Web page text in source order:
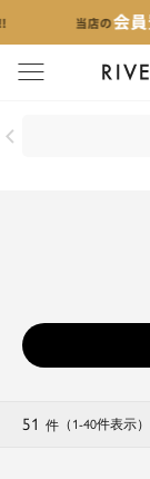
menu
51 件 （1-40件表示）